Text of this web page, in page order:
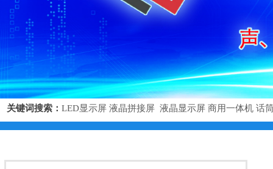
关键词搜索： LED显示屏 液晶拼接屏 液晶显示屏 商用一体机 话